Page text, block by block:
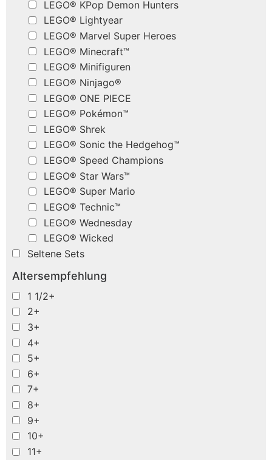
LEGO® KPop Demon Hunters
LEGO® Lightyear
LEGO® Marvel Super Heroes
LEGO® Minecraft™
LEGO® Minifiguren
LEGO® Ninjago®
LEGO® ONE PIECE
LEGO® Pokémon™
LEGO® Shrek
LEGO® Sonic the Hedgehog™
LEGO® Speed Champions
LEGO® Star Wars™
LEGO® Super Mario
LEGO® Technic™
LEGO® Wednesday
LEGO® Wicked
Seltene Sets
Altersempfehlung
1 1/2+
2+
3+
4+
5+
6+
7+
8+
9+
10+
11+